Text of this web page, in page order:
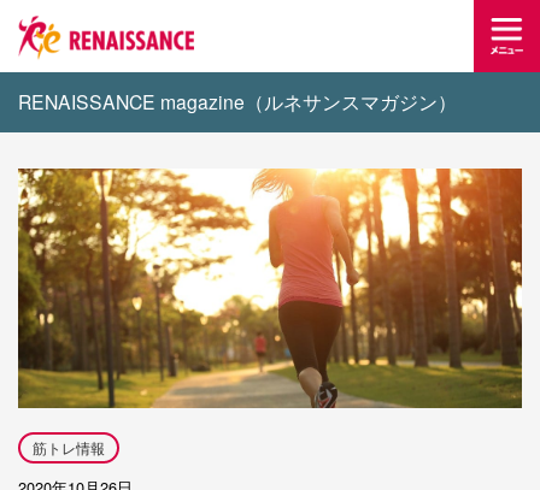
RENAISSANCE magazine（ルネサンスマガジン）
筋トレ情報